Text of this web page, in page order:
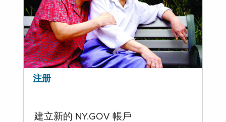
注册
建立新的 NY.GOV 帳戶